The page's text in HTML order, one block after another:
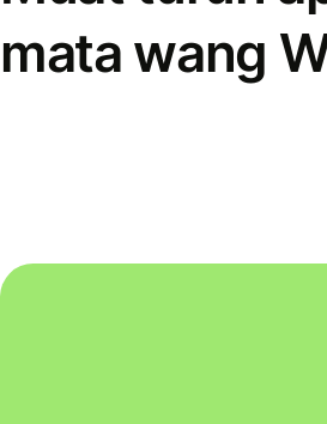
mata wang